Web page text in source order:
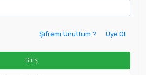
Üye Ol
Şifremi Unuttum ?